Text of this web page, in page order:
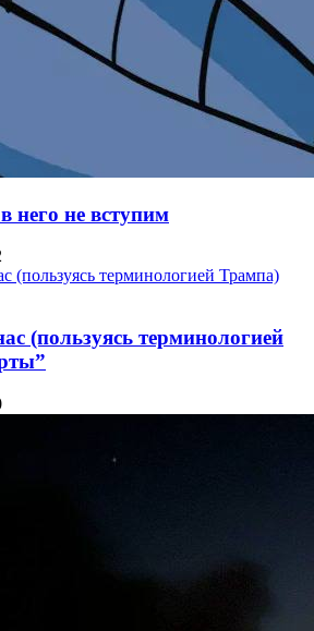
него не вступим
(пользуясь терминологией